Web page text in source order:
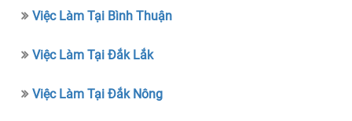
Việc Làm Tại Bình Thuận
Việc Làm Tại Đắk Lắk
Việc Làm Tại Đắk Nông